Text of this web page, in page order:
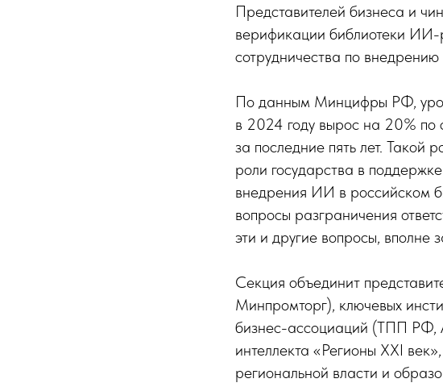
Представителей бизнеса и
верификации библиотеки
сотрудничества по
По данным Минцифры РФ,
в 2024 году вырос на 20% по
за последние пять лет. Такой
роли государства в
внедрения ИИ в российском
вопросы разграничения
эти и другие вопросы,
Секция объединит
Минпромторг), ключевых
бизнес-ассоциаций (ТПП РФ,
интеллекта «Регионы XXI
региональной власти и